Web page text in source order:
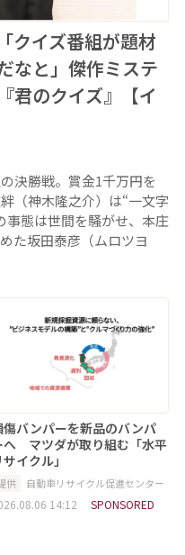
クイズ番組が題材
なと」傑作ミステ
君のクイズ』【イ
決勝戦。賞金1千万円を
（神木隆之介）は“一文字
事態は世間を騒がせ、本庄
た坂田泰彦（ムロツヨ
傷バンパーを新品のバンパ
へ マツダが取り組む「水平
サイクル」
供 自動車リサイクル促進センター
14:12 SPONSORED